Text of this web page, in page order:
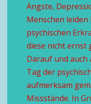
Ängste,
Menschen
psychischen
diese nicht ernst
Darauf und
Tag der
aufmerksam
Missstände. In